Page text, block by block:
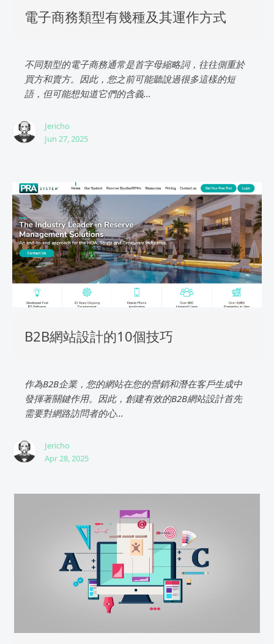
電子商務類型有幾種及其運作方式
不同類型的電子商務通常是首字母縮略詞，往往側重於
買方和賣方。因此，您之前可能聽說過很多這樣的短
語，但可能想知道它們的含義...
Jericho
Jun 27, 2025
B2B網站設計的10個技巧
作為B2B企業，您的網站在您的營銷和潛在客戶生成中
發揮著關鍵作用。因此，創建有效的B2B網站設計首先
需要對網路訪問者的心...
Jericho
Apr 28, 2025